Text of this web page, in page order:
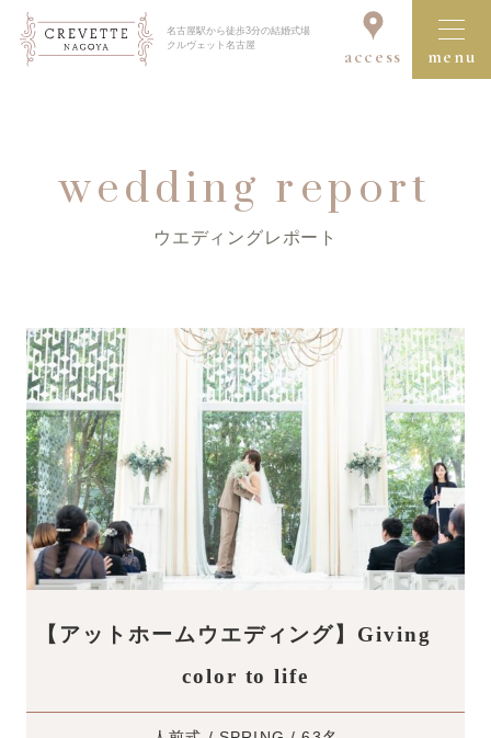
名古屋駅から徒歩3分の結婚式場
クルヴェット名古屋
access menu
クルヴェット名古屋の結婚式
セレモニー＆パーティ
ドレス＆アイテム
料理・デザート
結婚式までの流れ
ウエディングレポート
キャンペーン・特典
wedding report
ウエディングレポート
【アットホームウエディング】Giving
color to life